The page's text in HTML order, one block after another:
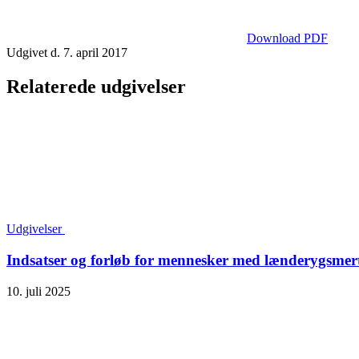
Download PDF
Udgivet d. 7. april 2017
Relaterede udgivelser
Udgivelser
Indsatser og forløb for mennesker med
10. juli 2025